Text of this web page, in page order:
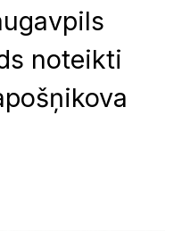
noteikti